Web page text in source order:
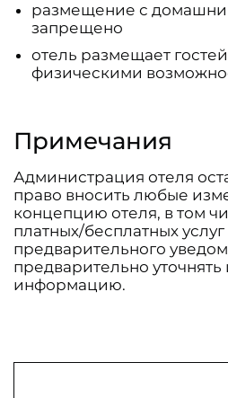
размещение с
запрещено
отель размещает
физическими
Примечания
Администрация отеля
право вносить любые
концепцию отеля, в том
платных/бесплатных услуг
предварительного
предварительно
информацию.